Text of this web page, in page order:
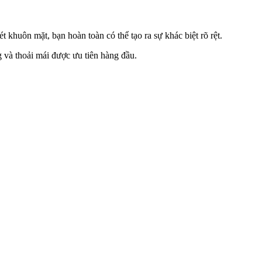
mặt, bạn hoàn toàn có thể tạo ra sự khác biệt rõ rệt.
thoải mái được ưu tiên hàng đầu.